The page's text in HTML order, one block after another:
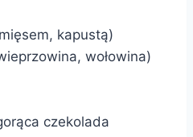
kapustą)
wołowina)
czekolada